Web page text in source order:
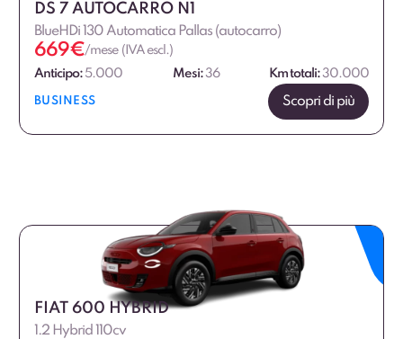
DS 7 AUTOCARRO N1
BlueHDi 130 Automatica Pallas (autocarro)
669€/mese (IVA escl.)
Anticipo:5.000 Mesi:36 Km totali:30.000
BUSINESS Scopri di più
FIAT 600 HYBRID
1.2 Hybrid 110cv